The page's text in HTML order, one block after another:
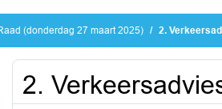
(donderdag 27 maart 2025) 2.
2.